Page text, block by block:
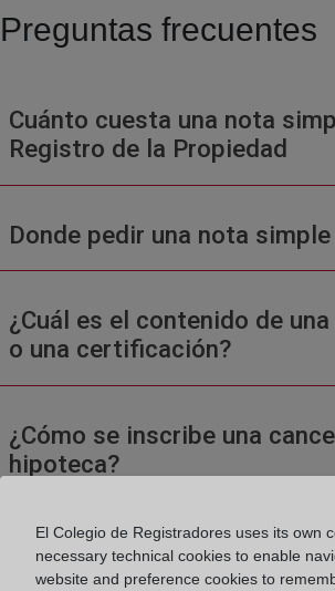
Preguntas frecuentes
Cuánto cuesta una nota
Registro de la Propiedad
Donde pedir una nota simple
¿Cuál es el contenido de
o una certificación?
¿Cómo se inscribe una
hipoteca?
El Colegio de Registradores uses its own
necessary technical cookies to enable
website and preference cookies to